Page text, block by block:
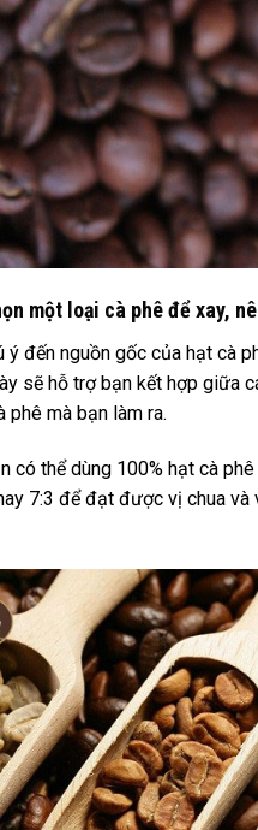
một loại cà phê để xay,
ý đến nguồn gốc của hạt cà
sẽ hỗ trợ bạn kết hợp giữa
phê mà bạn làm ra.
có thể dùng 100% hạt cà
7:3 để đạt được vị chua